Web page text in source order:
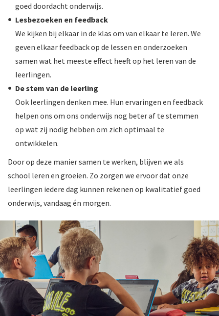
goed doordacht onderwijs.
Lesbezoeken en feedback
We kijken bij elkaar in de klas om van elkaar te leren. We
geven elkaar feedback op de lessen en onderzoeken
samen wat het meeste effect heeft op het leren van de
leerlingen.
De stem van de leerling
Ook leerlingen denken mee. Hun ervaringen en feedback
helpen ons om ons onderwijs nog beter af te stemmen
op wat zij nodig hebben om zich optimaal te
ontwikkelen.
Door op deze manier samen te werken, blijven we als
school leren en groeien. Zo zorgen we ervoor dat onze
leerlingen iedere dag kunnen rekenen op kwalitatief goed
onderwijs, vandaag én morgen.